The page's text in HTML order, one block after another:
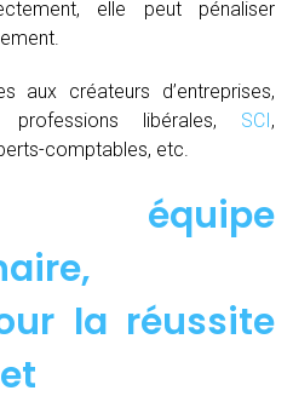
elle peut pénaliser
aux créateurs d’entreprises,
professions libérales, SCI,
comptables, etc.
la réussite